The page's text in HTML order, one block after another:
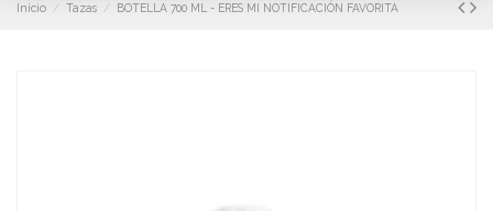
Inicio Tazas BOTELLA 700 ML - ERES MI NOTIFICACIÓN FAVORITA